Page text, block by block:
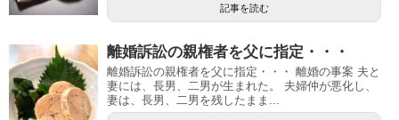
記事を読む
離婚訴訟の親権者を父に指定・・・
離婚訴訟の親権者を父に指定・・・ 離婚の事案 夫と
妻には、長男、二男が生まれた。 夫婦仲が悪化し、
妻は、長男、二男を残したまま...